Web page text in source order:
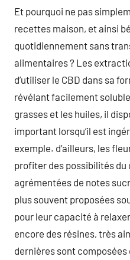
Et pourquoi ne pas
recettes maison, et ainsi
quotidiennement sans
alimentaires ? Les
d’utiliser le CBD dans sa
révélant facilement
grasses et les huiles, il
important lorsqu’il est
exemple. d’ailleurs, les
profiter des possibilités
agrémentées de notes
plus souvent proposées
pour leur capacité à
encore des résines, très
dernières sont